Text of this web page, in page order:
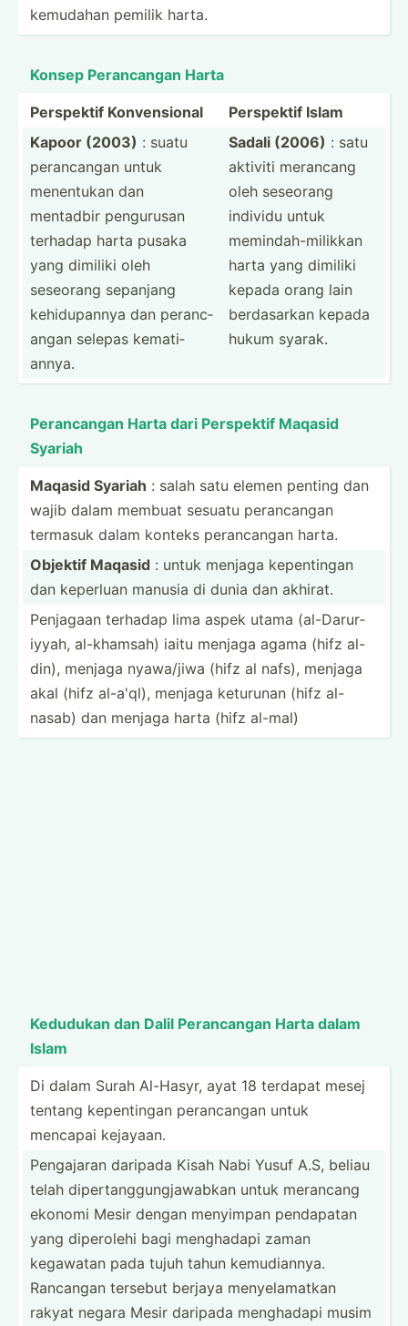
kemudahan pemilik harta.
Konsep Peranc­angan Harta
Perspektif Konven­sional
Perspektif Islam
Kapoor (2003) : suatu
peranc­angan untuk
menentukan dan
mentadbir pengurusan
terhadap harta pusaka
yang dimiliki oleh
seseorang sepanjang
kehidu­pannya dan peranc­
angan selepas kemati­
annya.
Sadali (2006) : satu
aktiviti merancang
oleh seseorang
individu untuk
memind­ah-­mil­ikkan
harta yang dimiliki
kepada orang lain
berdas­arkan kepada
hukum syarak.
Peranc­angan Harta dari Perspektif Maqasid
Syariah
Maqasid Syariah : salah satu elemen penting dan
wajib dalam membuat sesuatu peranc­angan
termasuk dalam konteks peranc­angan harta.
Objektif Maqasid : untuk menjaga kepent­ingan
dan keperluan manusia di dunia dan akhirat.
Penjagaan terhadap lima aspek utama (al-Da­rur­
iyyah, al-kha­msah) iaitu menjaga agama (hifz al-
din), menjaga nyawa/jiwa (hifz al nafs), menjaga
akal (hifz al-a'ql), menjaga keturunan (hifz al-
nasab) dan menjaga harta (hifz al-mal)
Kedudukan dan Dalil Peranc­angan Harta dalam
Islam
Di dalam Surah Al-Hasyr, ayat 18 terdapat mesej
tentang kepent­ingan peranc­angan untuk
mencapai kejayaan.
Pengajaran daripada Kisah Nabi Yusuf A.S, beliau
telah dipert­ang­gun­gja­wabkan untuk merancang
ekonomi Mesir dengan menyimpan pendapatan
yang diperolehi bagi menghadapi zaman
kegawatan pada tujuh tahun kemudi­annya.
Rancangan tersebut berjaya menyel­amatkan
rakyat negara Mesir daripada menghadapi musim